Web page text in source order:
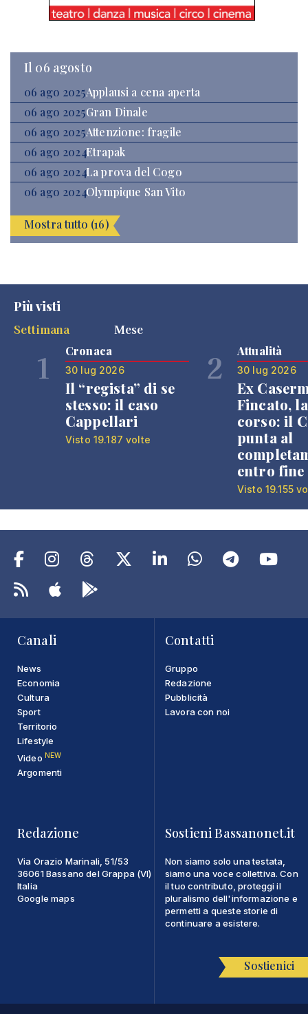
Il 06 agosto
06 ago 2025Applausi a cena aperta
06 ago 2025Gran Dinale
06 ago 2025Attenzione: fragile
06 ago 2024Etrapak
06 ago 2024La prova del Cogo
06 ago 2024Olympique San Vito
Mostra tutto (16)
Più visti
Settimana
Mese
1 Cronaca
30 lug 2026
Il “regista” di se
stesso: il caso
Cappellari
Visto 19.187 volte
2 Attualità
30 lug 2026
Ex
Fincato,
corso: il
punta al
entro fine
Visto 19.155
Canali
News
Economia
Cultura
Sport
Territorio
Lifestyle
Video NEW
Argomenti
Contatti
Gruppo
Redazione
Pubblicità
Lavora con noi
Redazione
Via Orazio Marinali, 51/53
36061 Bassano del Grappa (VI)
Italia
Google maps
Sostieni Bassanonet.it
Non siamo solo una testata,
siamo una voce collettiva. Con
il tuo contributo, proteggi il
pluralismo dell'informazione e
permetti a queste storie di
continuare a esistere.
Sostienici